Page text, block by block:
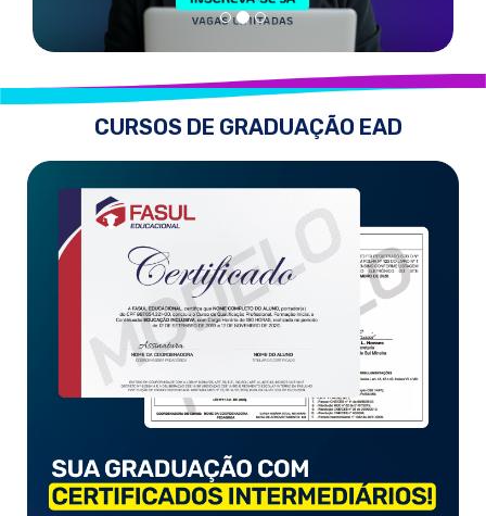
CURSOS DE GRADUAÇÃO EAD